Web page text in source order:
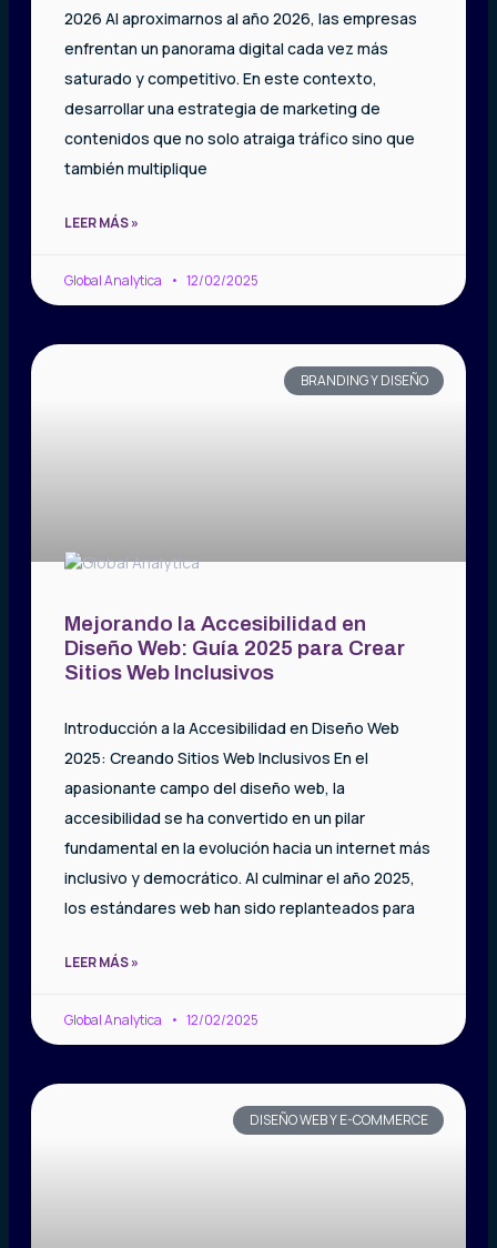
2026 Al aproximarnos al año 2026, las empresas
enfrentan un panorama digital cada vez más
saturado y competitivo. En este contexto,
desarrollar una estrategia de marketing de
contenidos que no solo atraiga tráfico sino que
también multiplique
LEER MÁS »
Global Analytica 12/02/2025
BRANDING Y DISEÑO
Mejorando la Accesibilidad en
Diseño Web: Guía 2025 para Crear
Sitios Web Inclusivos
Introducción a la Accesibilidad en Diseño Web
2025: Creando Sitios Web Inclusivos En el
apasionante campo del diseño web, la
accesibilidad se ha convertido en un pilar
fundamental en la evolución hacia un internet más
inclusivo y democrático. Al culminar el año 2025,
los estándares web han sido replanteados para
LEER MÁS »
Global Analytica 12/02/2025
DISEÑO WEB Y E-COMMERCE